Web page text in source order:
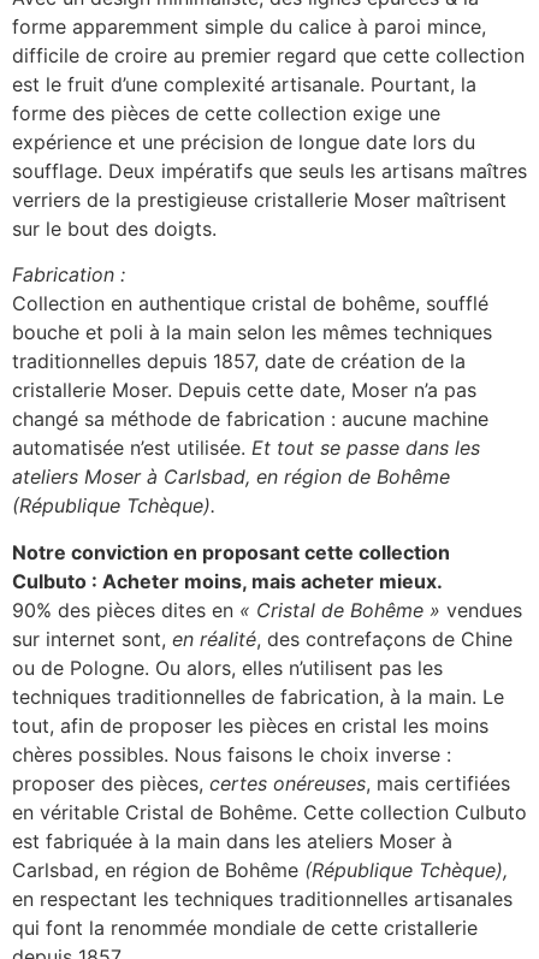
forme apparemment simple du calice à paroi mince,
difficile de croire au premier regard que cette collection
est le fruit d’une complexité artisanale. Pourtant, la
forme des pièces de cette collection exige une
expérience et une précision de longue date lors du
soufflage. Deux impératifs que seuls les artisans maîtres
verriers de la prestigieuse cristallerie Moser maîtrisent
sur le bout des doigts.
Fabrication :
Collection en authentique cristal de bohême, soufflé
bouche et poli à la main selon les mêmes techniques
traditionnelles depuis 1857, date de création de la
cristallerie Moser. Depuis cette date, Moser n’a pas
changé sa méthode de fabrication : aucune machine
automatisée n’est utilisée. Et tout se passe dans les
ateliers Moser à Carlsbad, en région de Bohême
(République Tchèque).
Notre conviction en proposant cette collection
Culbuto : Acheter moins, mais acheter mieux.
90% des pièces dites en « Cristal de Bohême » vendues
sur internet sont, en réalité, des contrefaçons de Chine
ou de Pologne. Ou alors, elles n’utilisent pas les
techniques traditionnelles de fabrication, à la main. Le
tout, afin de proposer les pièces en cristal les moins
chères possibles. Nous faisons le choix inverse :
proposer des pièces, certes onéreuses, mais certifiées
en véritable Cristal de Bohême. Cette collection Culbuto
est fabriquée à la main dans les ateliers Moser à
Carlsbad, en région de Bohême (République Tchèque),
en respectant les techniques traditionnelles artisanales
qui font la renommée mondiale de cette cristallerie